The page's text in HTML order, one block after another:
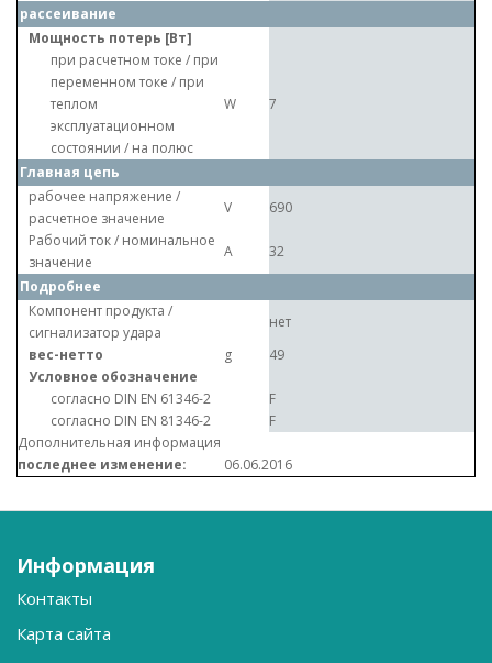
рассеивание
Мощность потерь [Вт]
при расчетном токе / при
переменном токе / при
теплом
эксплуатационном
состоянии / на полюс
W 7
Главная цепь
рабочее напряжение /
расчетное значение
V
690
Рабочий ток / номинальное
значение
A
32
Подробнее
Компонент продукта /
сигнализатор удара
нет
вес-нетто
g
49
Условное обозначение
согласно DIN EN 61346-2
F
согласно DIN EN 81346-2
F
Дополнительная информация
последнее изменение:
06.06.2016
Информация
Контакты
Карта сайта